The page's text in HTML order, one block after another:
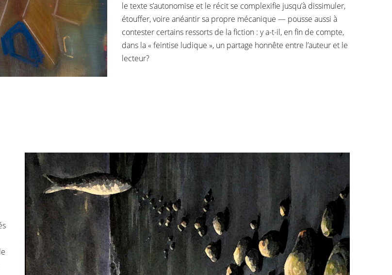
le texte s’autonomise et le récit se complexifie jusqu’à dissimuler,
étouffer, voire anéantir sa propre mécanique — pousse aussi à
contester certains ressorts de la fiction : y a-t-il, en fin de compte,
dans la « feintise ludique », un partage honnête entre l’auteur et le
lecteur?